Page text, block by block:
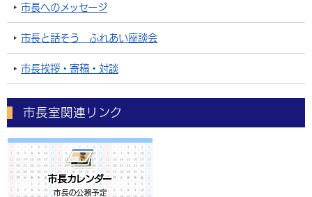
市長へのメッセージ
市長と話そう ふれあい座談会
市長挨拶・寄稿・対談
市長室関連リンク